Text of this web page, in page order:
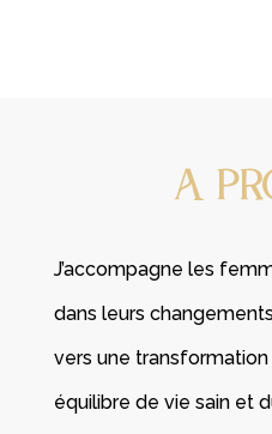
A
J’accompagne les
dans leurs
vers une
équilibre de vie sain et